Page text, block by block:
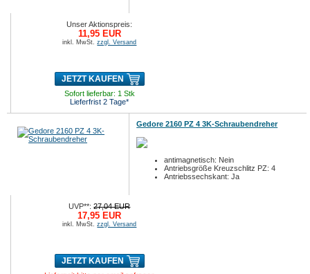
Unser Aktionspreis:
11,95 EUR
inkl. MwSt.zzgl. Versand
JETZT KAUFEN
Sofort lieferbar: 1 Stk
Lieferfrist 2 Tage*
Gedore 2160 PZ 4 3K-Schraubendreher
antimagnetisch: Nein
Antriebsgröße Kreuzschlitz PZ: 4
Antriebssechskant: Ja
UVP**:27,04 EUR
17,95 EUR
inkl. MwSt.zzgl. Versand
JETZT KAUFEN